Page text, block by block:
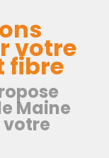
votre
fibre
Maine
votre